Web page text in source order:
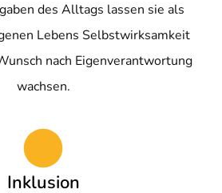
des Alltags lassen sie als
Lebens Selbstwirksamkeit
nach Eigenverantwortung
wachsen.
Inklusion